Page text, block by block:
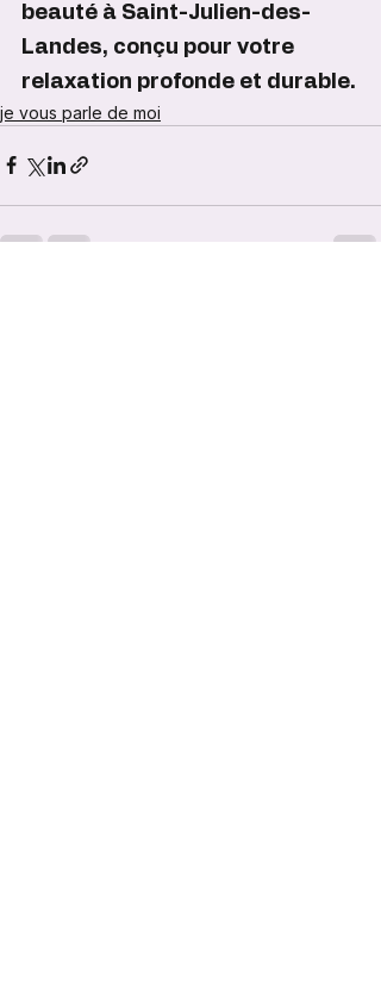
beauté à Saint-Julien-des-
Landes, conçu pour votre
relaxation profonde et durable.
je vous parle de moi